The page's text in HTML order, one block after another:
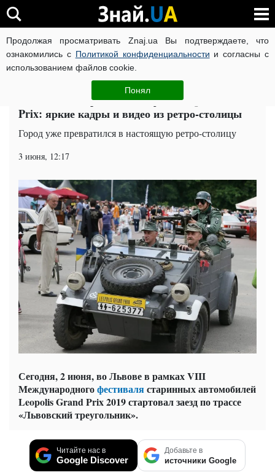
Продолжая просматривать Znaj.ua Вы подтверждаете, что
ознакомились с Политикой конфиденциальности и согласны с
использованием файлов cookie.
Понял
ВОЙНА РОССИИ ПРОТИВ УКРАИНЫ КОРОНАВИРУС В
Общество ЧИТАТИ УКРАЇНСЬКОЮ
Во Львове стартовал автофест Leopolis Grand
Prix: яркие кадры и видео из ретро-столицы
Город уже превратился в настоящую ретро-столицу
3 июня, 12:17
Сегодня, 2 июня, во Львове в рамках VIII
Международногофестивалястаринных автомобилей
Leopolis Grand Prix 2019 стартовал заезд по трассе
«Львовский треугольник».
Читайте нас в
Google Discover
Добавьте в
источники Google